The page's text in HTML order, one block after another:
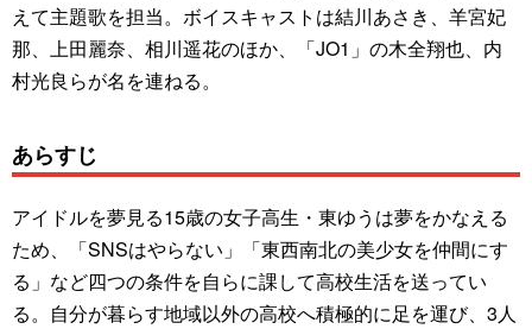
えて主題歌を担当。ボイスキャストは結川あさき、羊宮妃
那、上田麗奈、相川遥花のほか、「JO1」の木全翔也、内
村光良らが名を連ねる。
あらすじ
アイドルを夢見る15歳の女子高生・東ゆうは夢をかなえる
ため、「SNSはやらない」「東西南北の美少女を仲間にす
る」など四つの条件を自らに課して高校生活を送ってい
る。自分が暮らす地域以外の高校へ積極的に足を運び、3人